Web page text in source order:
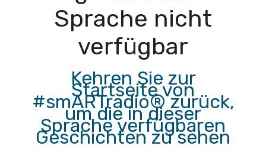
Sprache nicht
verfügbar
Kehren Sie zur
Startseite von
#smARTradio® zurück,
um die in dieser
Sprache verfügbaren
Geschichten zu sehen